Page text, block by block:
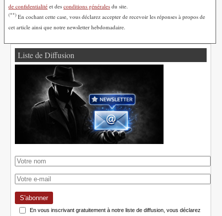
de confidentialité et des conditions générales du site.
(**) En cochant cette case, vous déclarez accepter de recevoir les réponses à propos de
cet article ainsi que notre newsletter hebdomadaire.
Liste de Diffusion
S'abonner
En vous inscrivant gratuitement à notre liste de diffusion, vous déclarez